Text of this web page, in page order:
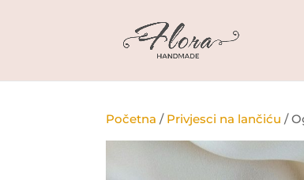
Početna / Privjesci na lančiću /